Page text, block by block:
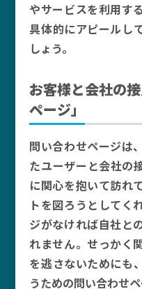
やサービスを利用す
具体的にアピールし
しょう。
お客様と会社の
ページ」
問い合わせページは
たユーザーと会社の
に関心を抱いて訪れ
トを図ろうとしてく
ジがなければ自社と
れません。せっかく
を逃さないためにも
うための問い合わせ